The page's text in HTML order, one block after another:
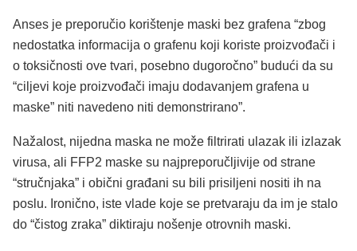
Anses je preporučio korištenje maski bez grafena “zbog
nedostatka informacija o grafenu koji koriste proizvođači i
o toksičnosti ove tvari, posebno dugoročno” budući da su
“ciljevi koje proizvođači imaju dodavanjem grafena u
maske” niti navedeno niti demonstrirano”.
Nažalost, nijedna maska ​​ne može filtrirati ulazak ili izlazak
virusa, ali FFP2 maske su najpreporučljivije od strane
“stručnjaka” i obični građani su bili prisiljeni nositi ih na
poslu. Ironično, iste vlade koje se pretvaraju da im je stalo
do “čistog zraka” diktiraju nošenje otrovnih maski.